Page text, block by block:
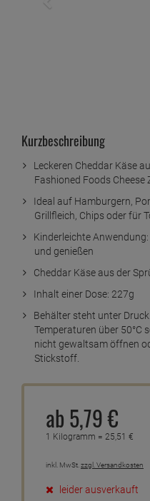
Kurzbeschreibung
Leckeren Cheddar Käse
Fashioned Foods Cheese
Ideal auf Hamburgern,
Grillfleich, Chips oder für
Kinderleichte
und genießen
Cheddar Käse aus der
Inhalt einer Dose: 227g
Behälter steht unter
Temperaturen über 50°C
nicht gewaltsam öffnen
Stickstoff.
ab 5,79€
1 Kilogramm = 25,51 €
inkl. MwSt. zzgl. Versandkosten
leider ausverkauft